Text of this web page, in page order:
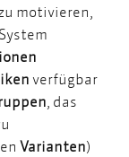
motivieren,
verfügbar
, das
Varianten)